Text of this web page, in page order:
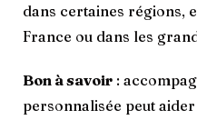
dans certaines régions,
France ou dans les
Bon à savoir :
personnalisée peut